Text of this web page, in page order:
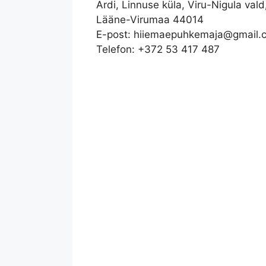
Ardi, Linnuse küla, Viru-Nigula
Lääne-Virumaa 44014
E-post:
Telefon: +372 53 417 487